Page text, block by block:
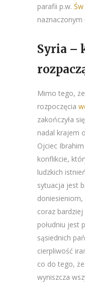
parafii p.w.
naznaczonym
Syria –
Mimo tego,
rozpoczęcia
zakończyła
nadal krajem
Ojciec
konflikcie,
ludzkich
sytuacja jest
coraz
południu jest
sąsiednich
cierpliwość
co do tego,
wyniszcza